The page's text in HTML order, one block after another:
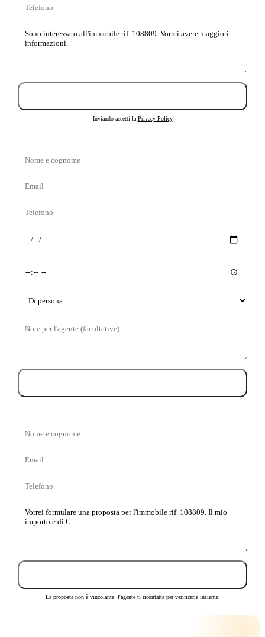
Telefono
Messaggio
Inviando accetti la Privacy Policy
Nome
cognome
Email
Telefono
Giorno
Orario
Tipo
visita
Messaggio
Nome
cognome
Email
Telefono
La
tua
La proposta non è vincolante: l'agente ti ricontatta per verificarla insieme.